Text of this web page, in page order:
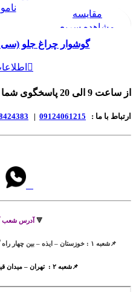
مقایسه
مشاهده سریع
افزودن به علاقه مندی
گوشوار چراغ جلو
از ساعت 9 الی 20 پاسخگوی شما عزیزان هستیم
ارتباط با ما : 09124061215
|
021
🔻 آدرس شعب
📌شعبه ۱ : خوزستان – ایذه – بین چهار راه گاز و میدان سپاه ، نبش کوچه شهید ممبینی
📌شعبه ۲ : تهران – میدان قیام – جنب پل ری – پلاک ۴۱۹